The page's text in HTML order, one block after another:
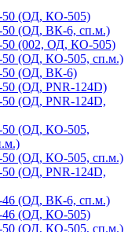
50 (ОД, КО-505)
50 (ОД, ВК-6, сп.м.)
50 (002, ОД, КО-505)
50 (ОД, КО-505, сп.м.)
50 (ОД, ВК-6)
(ОД, PNR-124D)
(ОД, PNR-124D,
50 (ОД, КО-505,
50 (ОД, КО-505, сп.м.)
(ОД, PNR-124D,
46 (ОД, ВК-6, сп.м.)
46 (ОД, КО-505)
50 (ОД, КО-505, сп.м.)